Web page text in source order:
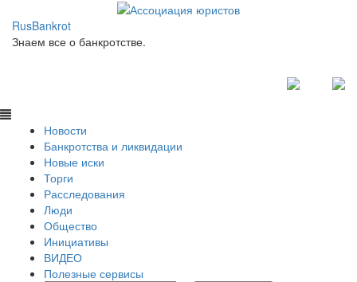
RusBankrot
Знаем все о банкротстве.
Новости
Банкротства и ликвидации
Новые иски
Торги
Расследования
Люди
Общество
Инициативы
ВИДЕО
Полезные сервисы